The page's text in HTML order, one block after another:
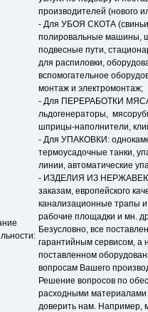
производителей (нового
- Для УБОЯ СКОТА
полировальные машины,
подвесные пути,
для распиловки,
вспомогательное
монтаж и электромонтаж;
- Для ПЕРЕРАБОТКИ
льдогенераторы,
шприцы-наполнители,
- Для УПАКОВКИ:
термоусадочные танки,
линии, автоматические
- ИЗДЕЛИЯ ИЗ
заказам, европейского
канализационные трапы
рабочие площадки и мн.
Безусловно, все
гарантийным сервисом, а
поставленном
вопросам Вашего
Решение вопросов по
расходными
доверить нам. Например,